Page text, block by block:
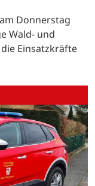
Donnerstag
Wald- und
Einsatzkräfte